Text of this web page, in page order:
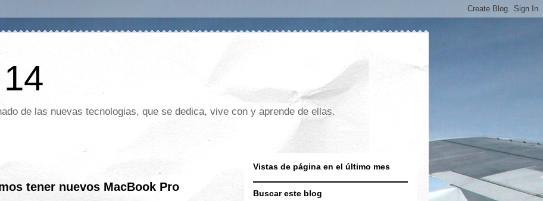
de las nuevas tecnologias, que se dedica, vive con y aprende de ellas.
tener nuevos MacBook Pro
Vistas de página en el último mes
Buscar este blog